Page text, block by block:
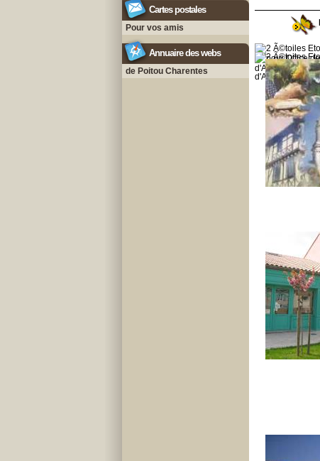
Cartes postales
Pour vos amis
Annuaire des webs
de Poitou Charentes